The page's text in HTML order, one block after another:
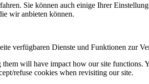
Sie können auch einige Ihrer
wir anbieten können.
verfügbaren Dienste und Funktionen zur
will have impact how our site
refuse cookies when revisiting our site.